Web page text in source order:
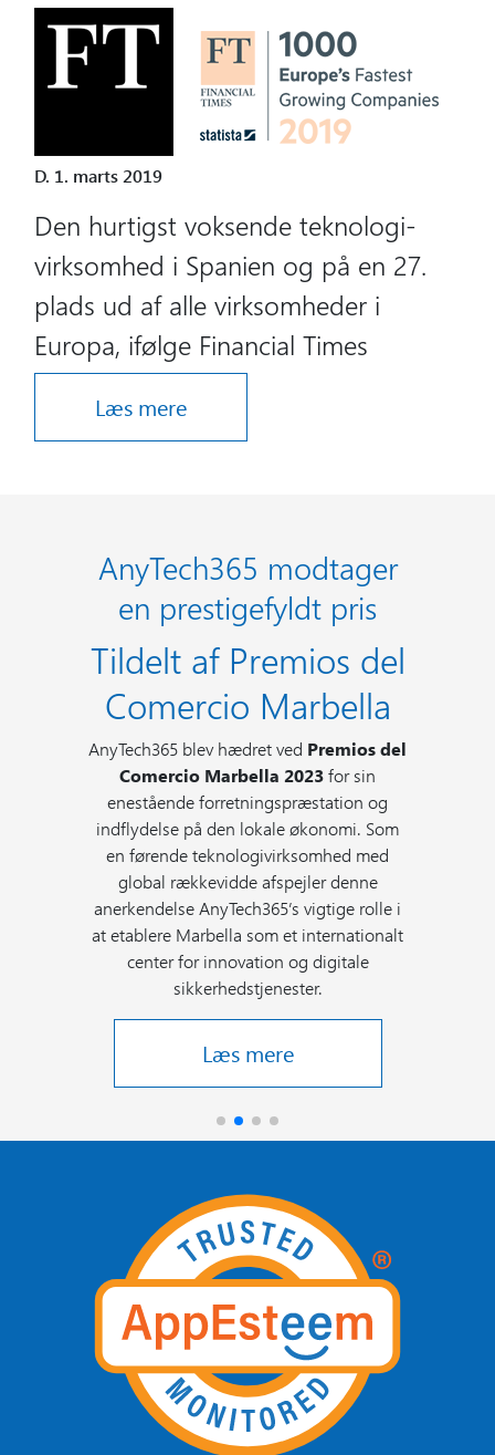
D. 1. marts 2019
Den hurtigst voksende teknologi-
virksomhed i Spanien og på en 27.
plads ud af alle virksomheder i
Europa, ifølge Financial Times
Læs mere
AnyTech365 modtager
en prestigefyldt pris
Tildelt af Premios del
Comercio Marbella
AnyTech365 blev hædret ved Premios del
Comercio Marbella 2023for sin
enestående forretningspræstation og
indflydelse på den lokale økonomi. Som
en førende teknologivirksomhed med
global rækkevidde afspejler denne
anerkendelse AnyTech365’s vigtige rolle i
at etablere Marbella som et internationalt
center for innovation og digitale
sikkerhedstjenester.
Læs mere